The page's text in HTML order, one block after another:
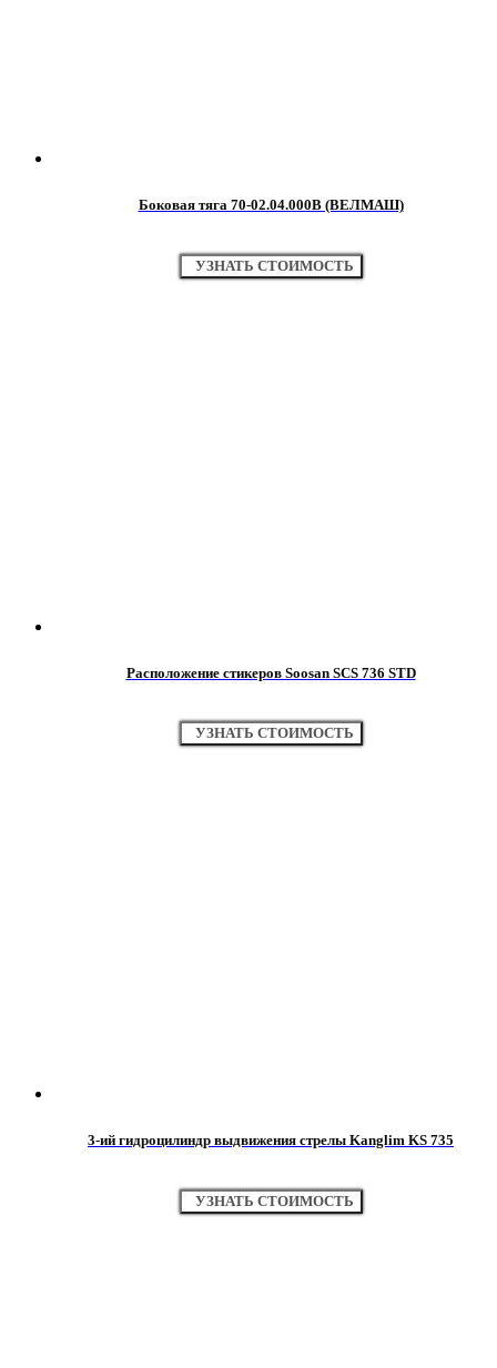
Боковая тяга 70-02.04.000В (ВЕЛМАШ)
УЗНАТЬ СТОИМОСТЬ
Расположение стикеров Soosan SCS 736 STD
УЗНАТЬ СТОИМОСТЬ
3-ий гидроцилиндр выдвижения стрелы Kanglim KS 735
УЗНАТЬ СТОИМОСТЬ